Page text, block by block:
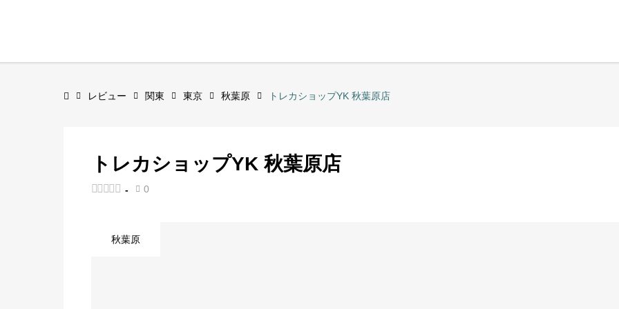
レビュー 関東 東京 秋葉原 トレカショップYK 秋葉原店
トレカショップYK 秋葉原店
   -  0
秋葉原